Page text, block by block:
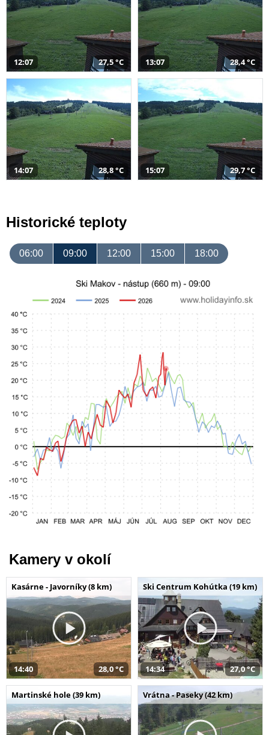
12:07 27,5 °C 13:07 28,4 °C
14:07 28,8 °C 15:07 29,7 °C
Historické teploty
06:00 09:00 12:00 15:00 18:00
Kamery v okolí
Kasárne - Javorníky (8 km)
14:40 28,0 °C
Ski Centrum Kohútka (19 km)
14:34 27,0 °C
Martinské hole (39 km) Vrátna - Paseky (42 km)